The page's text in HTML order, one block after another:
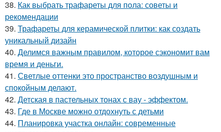
38. Как выбрать трафареты для пола: советы и
рекомендации
39. Трафареты для керамической плитки: как создать
уникальный дизайн
40. Делимся важным правилом, которое сэкономит вам
время и деньги.
41. Светлые оттенки это пространство воздушным и
спокойным делают.
42. Детская в пастельных тонах с вау - эффектом.
43. Где в Москве можно отдохнуть с детьми
44. Планировка участка онлайн: современные